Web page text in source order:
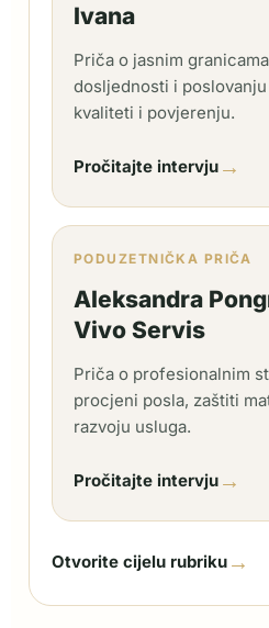
Ivana
Priča o jasnim
dosljednosti i
kvaliteti i povjerenju.
Pročitajte intervju →
PODUZETNIČKA PRIČA
Aleksandra
Vivo Servis
Priča o profesionalnim
procjeni posla, zaštiti
razvoju usluga.
Pročitajte intervju →
Otvorite cijelu rubriku →